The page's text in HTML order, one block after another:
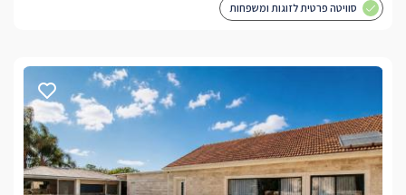
סוויטה פרטית לזוגות ומשפחות